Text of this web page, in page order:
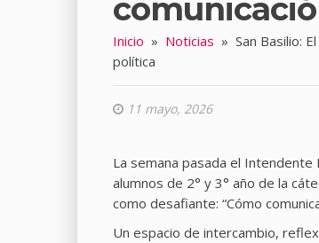
Inicio » Noticias » San Basilio:
política
11 mayo, 2026
La semana pasada el
alumnos de 2° y 3° año de la
como desafiante: “Cómo
Un espacio de intercambio,